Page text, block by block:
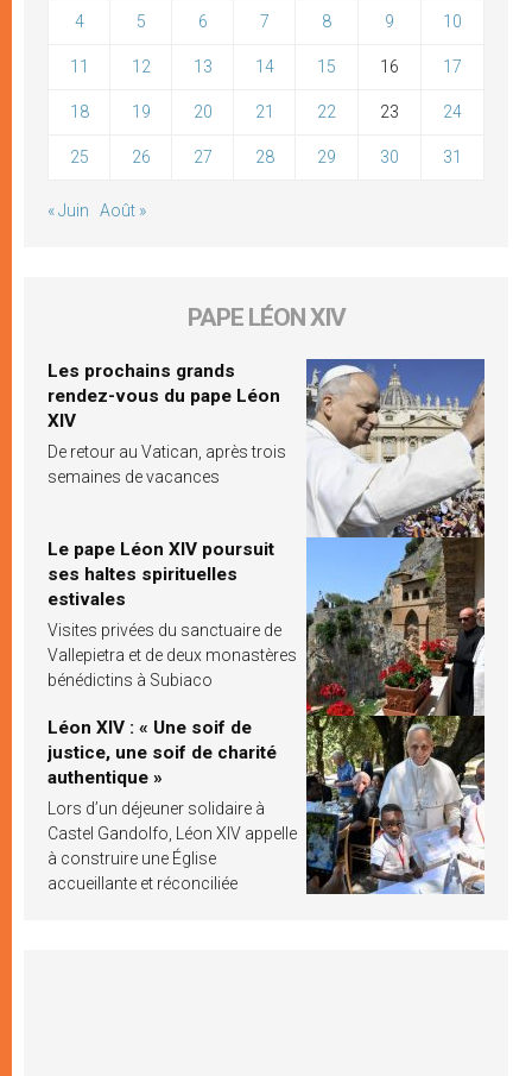
4 5 6 7 8 9 10
11 12 13 14 15 16 17
18 19 20 21 22 23 24
25 26 27 28 29 30 31
« Juin Août »
PAPE LÉON XIV
Les prochains grands
rendez-vous du pape Léon
XIV
De retour au Vatican, après trois
semaines de vacances
Le pape Léon XIV poursuit
ses haltes spirituelles
estivales
Visites privées du sanctuaire de
Vallepietra et de deux monastères
bénédictins à Subiaco
Léon XIV : « Une soif de
justice, une soif de charité
authentique »
Lors d’un déjeuner solidaire à
Castel Gandolfo, Léon XIV appelle
à construire une Église
accueillante et réconciliée